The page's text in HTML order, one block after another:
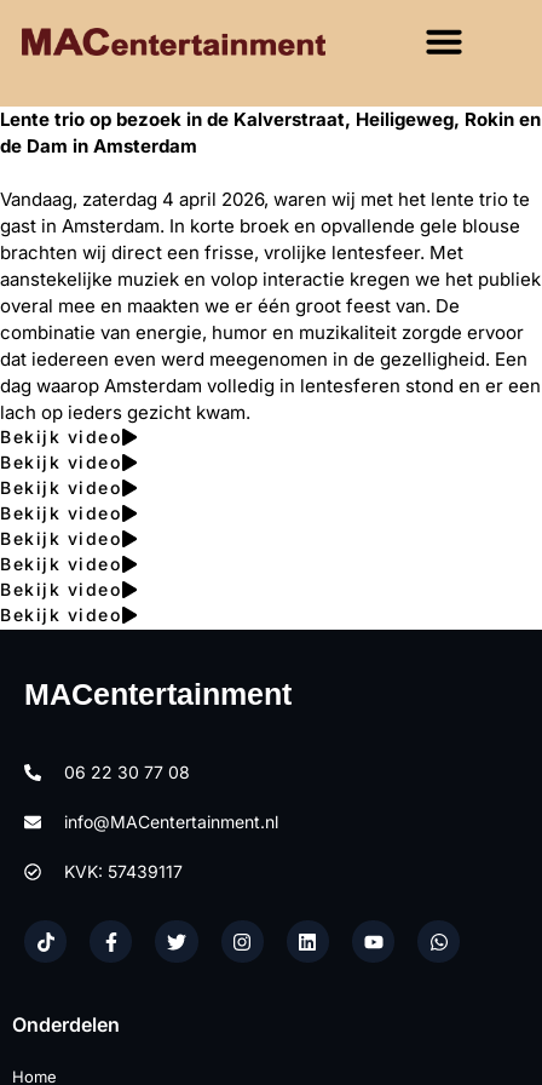
Lente trio op bezoek in de Kalverstraat, Heiligeweg, Rokin en
de Dam in Amsterdam
Vandaag, zaterdag 4 april 2026, waren wij met het lente trio te
gast in Amsterdam. In korte broek en opvallende gele blouse
brachten wij direct een frisse, vrolijke lentesfeer. Met
aanstekelijke muziek en volop interactie kregen we het publiek
overal mee en maakten we er één groot feest van. De
combinatie van energie, humor en muzikaliteit zorgde ervoor
dat iedereen even werd meegenomen in de gezelligheid. Een
dag waarop Amsterdam volledig in lentesferen stond en er een
lach op ieders gezicht kwam.
Bekijk video
Bekijk video
Bekijk video
Bekijk video
Bekijk video
Bekijk video
Bekijk video
Bekijk video
MACentertainment
06 22 30 77 08
info@MACentertainment.nl
KVK: 57439117
Onderdelen
Home